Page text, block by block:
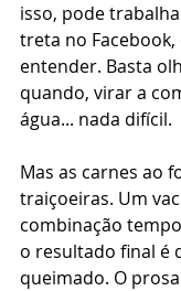
isso, pode
treta no
entender. Basta
quando, virar a
água... nada difícil.
Mas as carnes ao
traiçoeiras. Um
combinação
o resultado final é
queimado. O